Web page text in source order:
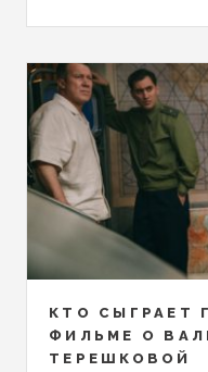
КТО СЫГРАЕТ
ФИЛЬМЕ О
ТЕРЕШКОВОЙ